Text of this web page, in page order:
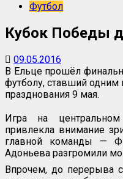
Футбол
Кубок Победы
09.05.2016
В Ельце прошёл
футболу, ставший
празднования 9 мая.
Игра на
привлекла внимание
главной команды —
Адоньева разгромили
Впрочем, до перерыва